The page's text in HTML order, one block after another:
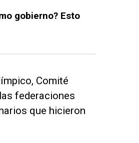
gobierno? Esto
Comité
federaciones
que hicieron